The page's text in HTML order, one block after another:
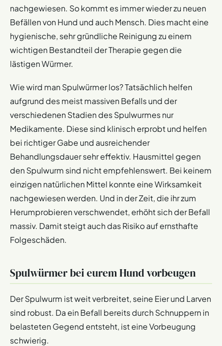
nachgewiesen. So kommt es immer wieder zu neuen
Befällen von Hund und auch Mensch. Dies macht eine
hygienische, sehr gründliche Reinigung zu einem
wichtigen Bestandteil der Therapie gegen die
lästigen Würmer.
Wie wird man Spulwürmer los? Tatsächlich helfen
aufgrund des meist massiven Befalls und der
verschiedenen Stadien des Spulwurmes nur
Medikamente. Diese sind klinisch erprobt und helfen
bei richtiger Gabe und ausreichender
Behandlungsdauer sehr effektiv. Hausmittel gegen
den Spulwurm sind nicht empfehlenswert. Bei keinem
einzigen natürlichen Mittel konnte eine Wirksamkeit
nachgewiesen werden. Und in der Zeit, die ihr zum
Herumprobieren verschwendet, erhöht sich der Befall
massiv. Damit steigt auch das Risiko auf ernsthafte
Folgeschäden.
Spulwürmer bei eurem Hund vorbeugen
Der Spulwurm ist weit verbreitet, seine Eier und Larven
sind robust. Da ein Befall bereits durch Schnuppern in
belasteten Gegend entsteht, ist eine Vorbeugung
schwierig.